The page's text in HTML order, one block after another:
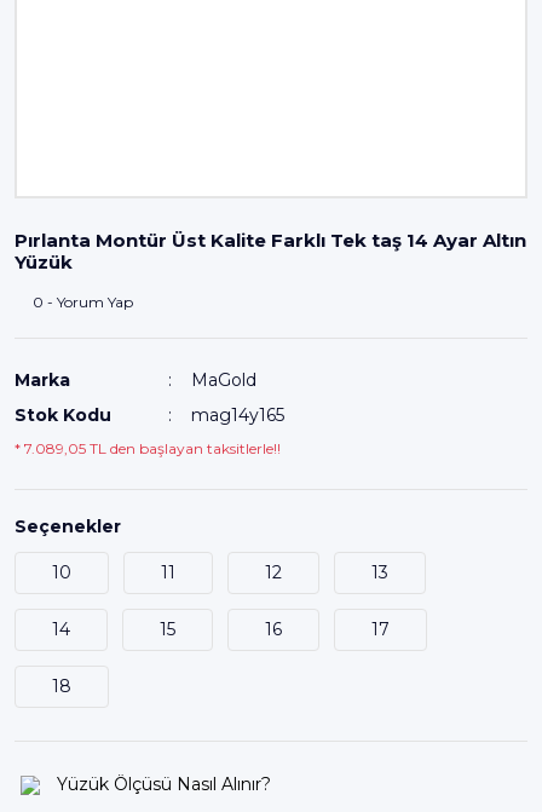
Pırlanta Montür Üst Kalite Farklı Tek taş 14 Ayar Altın
Yüzük
0 - Yorum Yap
Marka
MaGold
Stok Kodu
mag14y165
* 7.089,05 TL den başlayan taksitlerle!!
Seçenekler
10 11 12 13
14 15 16 17
18
Yüzük Ölçüsü Nasıl Alınır?